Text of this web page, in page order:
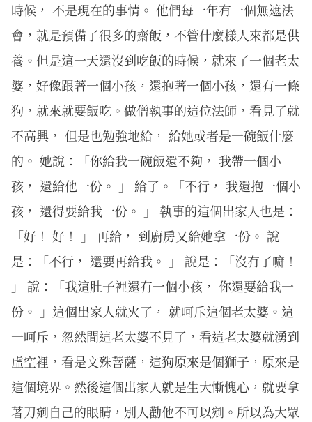
時候， 不是現在的事情。 他們每一年有一個無遮法
會，就是預備了很多的齋飯，不管什麼樣人來都是供
養。但是這一天還沒到吃飯的時候，就來了一個老太
婆，好像跟著一個小孩，還抱著一個小孩，還有一條
狗，就來就要飯吃。做僧執事的這位法師，看見了就
不高興， 但是也勉強地給， 給她或者是一碗飯什麼
的。 她說：「你給我一碗飯還不夠， 我帶一個小
孩， 還給他一份。 」 給了。「不行， 我還抱一個小
孩， 還得要給我一份。 」 執事的這個出家人也是：
「好！ 好！ 」 再給， 到廚房又給她拿一份。 說
是：「不行， 還要再給我。 」 說是：「沒有了嘛！
」 說：「我這肚子裡還有一個小孩， 你還要給我一
份。 」這個出家人就火了， 就呵斥這個老太婆。這
一呵斥，忽然間這老太婆不見了，看這老太婆就湧到
虛空裡，看是文殊菩薩，這狗原來是個獅子，原來是
這個境界。然後這個出家人就是生大慚愧心，就要拿
著刀剜自己的眼睛，別人勸他不可以剜。所以為大眾